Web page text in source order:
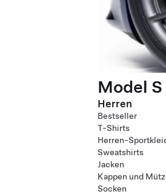
Model
Herren
Bestseller
T-Shirts
Herren-
Sweatshirts
Jacken
Kappen und
Socken